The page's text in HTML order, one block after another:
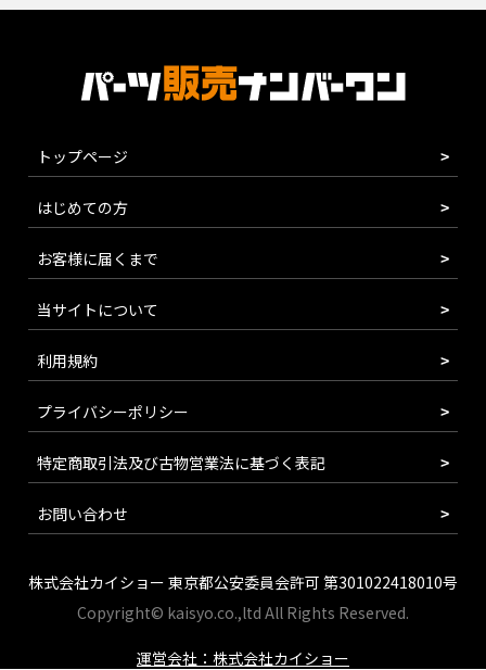
トップページ
はじめての方
お客様に届くまで
当サイトについて
利用規約
プライバシーポリシー
特定商取引法及び古物営業法に基づく表記
お問い合わせ
株式会社カイショー 東京都公安委員会許可 第301022418010号
Copyright© kaisyo.co.,ltd All Rights Reserved.
運営会社：株式会社カイショー